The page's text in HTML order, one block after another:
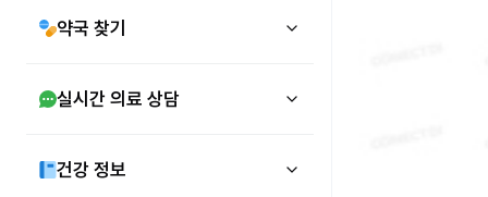
약국 찾기
실시간 의료 상담
건강 정보